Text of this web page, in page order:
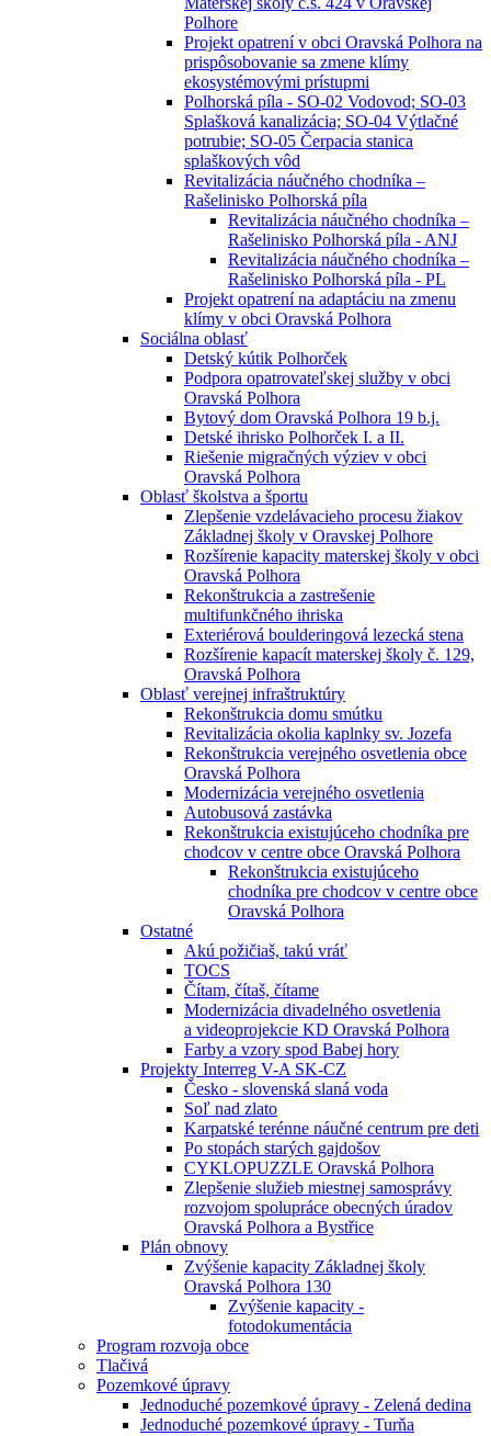
Polhore
Projekt opatrení v obci Oravská Polhora na
prispôsobovanie sa zmene klímy
ekosystémovými prístupmi
Polhorská píla - SO-02 Vodovod; SO-03
Splašková kanalizácia; SO-04 Výtlačné
potrubie; SO-05 Čerpacia stanica
splaškových vôd
Revitalizácia náučného chodníka –
Rašelinisko Polhorská píla
Revitalizácia náučného chodníka –
Rašelinisko Polhorská píla - ANJ
Revitalizácia náučného chodníka –
Rašelinisko Polhorská píla - PL
Projekt opatrení na adaptáciu na zmenu
klímy v obci Oravská Polhora
Sociálna oblasť
Detský kútik Polhorček
Podpora opatrovateľskej služby v obci
Oravská Polhora
Bytový dom Oravská Polhora 19 b.j.
Detské ihrisko Polhorček I. a II.
Riešenie migračných výziev v obci
Oravská Polhora
Oblasť školstva a športu
Zlepšenie vzdelávacieho procesu žiakov
Základnej školy v Oravskej Polhore
Rozšírenie kapacity materskej školy v obci
Oravská Polhora
Rekonštrukcia a zastrešenie
multifunkčného ihriska
Exteriérová boulderingová lezecká stena
Rozšírenie kapacít materskej školy č. 129,
Oravská Polhora
Oblasť verejnej infraštruktúry
Rekonštrukcia domu smútku
Revitalizácia okolia kaplnky sv. Jozefa
Rekonštrukcia verejného osvetlenia obce
Oravská Polhora
Modernizácia verejného osvetlenia
Autobusová zastávka
Rekonštrukcia existujúceho chodníka pre
chodcov v centre obce Oravská Polhora
Rekonštrukcia existujúceho
chodníka pre chodcov v centre obce
Oravská Polhora
Ostatné
Akú požičiaš, takú vráť
TOCS
Čítam, čítaš, čítame
Modernizácia divadelného osvetlenia
a videoprojekcie KD Oravská Polhora
Farby a vzory spod Babej hory
Projekty Interreg V-A SK-CZ
Česko - slovenská slaná voda
Soľ nad zlato
Karpatské terénne náučné centrum pre deti
Po stopách starých gajdošov
CYKLOPUZZLE Oravská Polhora
Zlepšenie služieb miestnej samosprávy
rozvojom spolupráce obecných úradov
Oravská Polhora a Bystřice
Plán obnovy
Zvýšenie kapacity Základnej školy
Oravská Polhora 130
Zvýšenie kapacity -
fotodokumentácia
Program rozvoja obce
Tlačivá
Pozemkové úpravy
Jednoduché pozemkové úpravy - Zelená dedina
Jednoduché pozemkové úpravy - Turňa